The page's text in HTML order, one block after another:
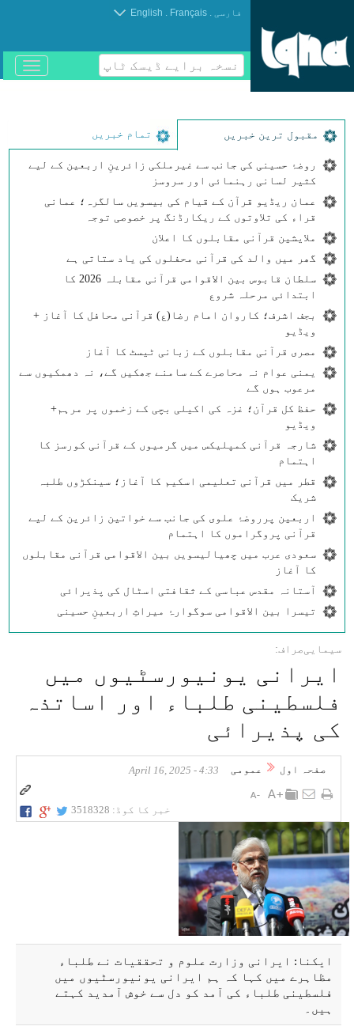
فارسی .
Français
.
English
نسخہ برایے ڈیسک ٹاپ
باز
و
مقبول ترین خبریں تمام خبریں
روضۂ حسینی کی جانب سے غیرملکی زائرینِ اربعین کے لیے
کثیر لسانی رہنمائی اور سروسز
عمان ریڈیو قرآن کے قیام کی بیسویں سالگرہ؛ عمانی
قراء کی تلاوتوں کے ریکارڈنگ پر خصوصی توجہ
ملایشین قرآنی مقابلوں کا اعلان
گھر میں والد کی قرآنی محفلوں کی یاد ستاتی ہے
سلطان قابوس بین الاقوامی قرآنی مقابلہ 2026 کا
ابتدائی مرحلہ شروع
بجف اشرف؛ کاروان امام رضا(ع) قرآنی محافل کا آغاز +
ویڈیو
مصری قرآنی مقابلوں کے زبانی ٹیسٹ کا آغاز
یمنی عوام نہ محاصرے کے سامنے جھکیں گے، نہ دھمکیوں سے
مرعوب ہوں گے
حفظ کل قرآن؛ غزہ کی اکیلی بچی کے زخموں پر مرہم+
ویڈیو
شارجہ قرآنی کمپلیکس میں گرمیوں کے قرآنی کورسز کا
اہتمام
قطر میں قرآنی تعلیمی اسکیم کا آغاز؛ سینکڑوں طلبہ
شریک
اربعین پرروضۂ علوی کی جانب سے خواتین زائرین کے لیے
قرآنی پروگراموں کا اہتمام
سعودی عرب میں چھیالیسویں بین الاقوامی قرآنی مقابلوں
کا آغاز
آستانہ مقدس عباسی کے ثقافتی اسٹال کی پذیرائی
تیسرا بین الاقوامی سوگوارۂ میراثِ اربعینِ حسینی
سیمایی‌صراف:
ایرانی یونیورسٹیوں میں
فلسطینی طلباء اور اساتذہ
کی پذیرائی
صفحہ اول عمومی 4:33 - April 16, 2025
خبر کا کوڈ: 3518328
ایکنا: ایرانی وزارت علوم و تحققیات نے طلباء
مظاہرے میں کہا کہ ہم ایرانی یونیورسٹیوں میں
فلسطینی طلباء کی آمد کو دل سے خوش آمدید کہتے
ہیں۔